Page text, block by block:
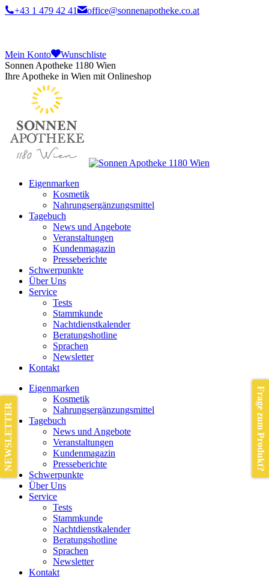
+43 1 479 42 41 office@sonnenapotheke.co.at
Mein Konto
Wunschliste
Sonnen Apotheke 1180 Wien
Ihre Apotheke in Wien mit Onlineshop
Eigenmarken
Kosmetik
Nahrungsergänzungsmittel
Tagebuch
News und Angebote
Veranstaltungen
Kundenmagazin
Presseberichte
Schwerpunkte
Über Uns
Service
Tests
Stammkunde
Nachtdienstkalender
Beratungshotline
Sprachen
Newsletter
Kontakt
Eigenmarken
Kosmetik
Nahrungsergänzungsmittel
Tagebuch
News und Angebote
Veranstaltungen
Kundenmagazin
Presseberichte
Schwerpunkte
Über Uns
Service
Tests
Stammkunde
Nachtdienstkalender
Beratungshotline
Sprachen
Newsletter
Kontakt
Frage zum Produkt?
NEWSLETTER